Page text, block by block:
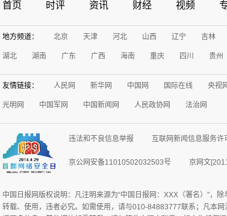
首页 时评 资讯 财经 视频
地方频道： 北京 天津 河北 山西 辽宁 吉林
湖北 湖南 广东 广西 海南 重庆 四川 贵州
友情链接： 人民网 新华网 中国网 国际在线 央视
光明网 中国军网 中国新闻网 人民政协网 法治网
违法和不良信息举报 互联网新闻信息服务
京公网安备11010502032503号 京网文
中国日报网版权说明：凡注明来源为“中国日报网：XXX（署名）”，
转载、使用，违者必究。如需使用，请与010-84883777联系；凡本